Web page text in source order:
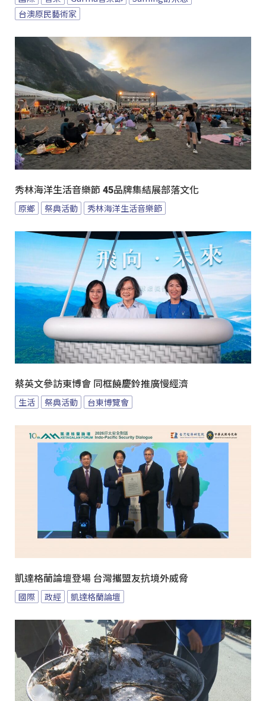
台澳原民藝術家
秀林海洋生活音樂節 45品牌集結展部落文化
原鄉 祭典活動 秀林海洋生活音樂節
蔡英文參訪東博會 同框饒慶鈴推廣慢經濟
生活 祭典活動 台東博覽會
凱達格蘭論壇登場 台灣攜盟友抗境外威脅
國際 政經 凱達格蘭論壇